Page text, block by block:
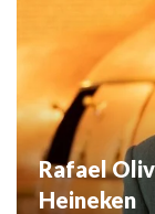
Rafael
Heineken